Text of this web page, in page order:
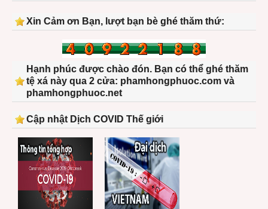
Xin Cảm ơn Bạn, lượt bạn bè ghé thăm thứ:
Hạnh phúc được chào đón. Bạn có thể ghé thăm
tệ xá này qua 2 cửa: phamhongphuoc.com và
phamhongphuoc.net
Cập nhật Dịch COVID Thế giới